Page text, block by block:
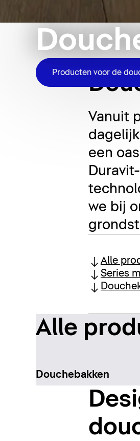
Producten voor de
Vanuit
een
we bij
Alle
Series
Alle
Douchebakken